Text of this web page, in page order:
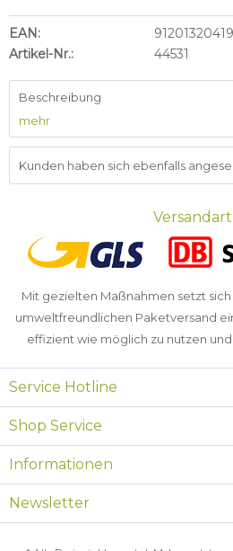
EAN:
Artikel-Nr.:
44531
Beschreibung
mehr
Kunden haben sich ebenfalls
Versandart
Mit gezielten Maßnahmen setzt
umweltfreundlichen Paketversand
effizient wie möglich zu nutzen
Service Hotline
Shop Service
Informationen
Newsletter